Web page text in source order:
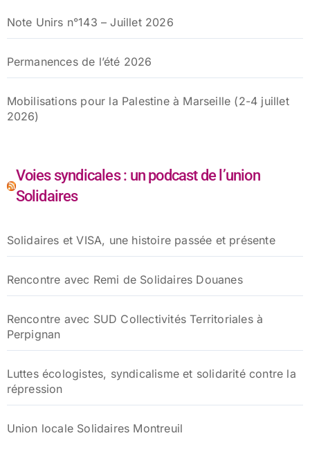
Note Unirs n°143 – Juillet 2026
Permanences de l’été 2026
Mobilisations pour la Palestine à Marseille (2-4 juillet
2026)
Voies syndicales : un podcast de l’union
Solidaires
Solidaires et VISA, une histoire passée et présente
Rencontre avec Remi de Solidaires Douanes
Rencontre avec SUD Collectivités Territoriales à
Perpignan
Luttes écologistes, syndicalisme et solidarité contre la
répression
Union locale Solidaires Montreuil